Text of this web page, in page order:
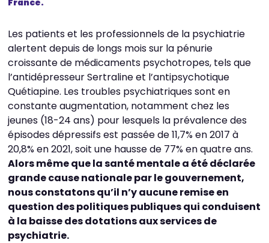
Les patients et les professionnels de la psychiatrie
alertent depuis de longs mois sur la pénurie
croissante de médicaments psychotropes, tels que
l’antidépresseur Sertraline et l’antipsychotique
Quétiapine. Les troubles psychiatriques sont en
constante augmentation, notamment chez les
jeunes (18-24 ans) pour lesquels la prévalence des
épisodes dépressifs est passée de 11,7% en 2017 à
20,8% en 2021, soit une hausse de 77% en quatre ans.
Alors même que la santé mentale a été déclarée
grande cause nationale par le gouvernement,
nous constatons qu’il n’y aucune remise en
question des politiques publiques qui conduisent
à la baisse des dotations aux services de
psychiatrie.